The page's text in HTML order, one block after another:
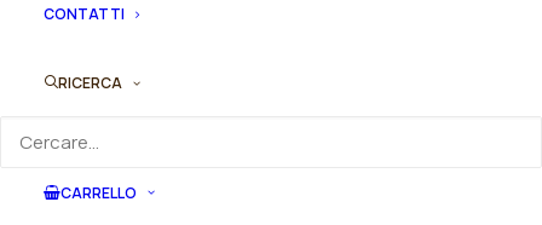
CONTATTI
RICERCA
CARRELLO
SKU